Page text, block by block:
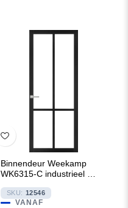
Binnendeur Weekamp
WK6315-C industrieel 80
SKU: 12546
VANAF